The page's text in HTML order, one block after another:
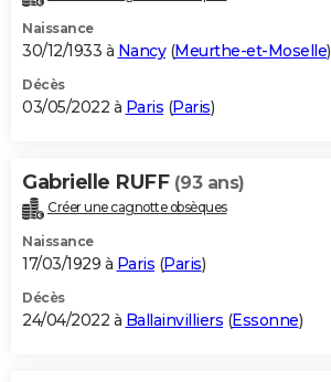
Naissance
30/12/1933 à Nancy(Meurthe-et-Moselle)
Décès
03/05/2022 à Paris (Paris)
Gabrielle RUFF (93 ans)
Créer une cagnotte obsèques
Naissance
17/03/1929 à Paris (Paris)
Décès
24/04/2022 à Ballainvilliers (Essonne)